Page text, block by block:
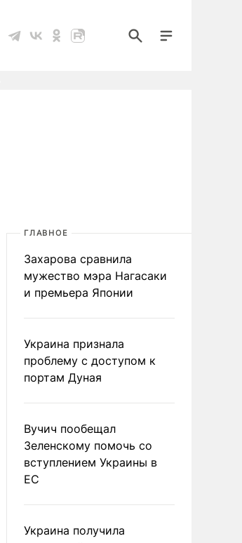
ГЛАВНОЕ
Захарова сравнила
мужество мэра Нагасаки
и премьера Японии
Украина признала
проблему с доступом к
портам Дуная
Вучич пообещал
Зеленскому помочь со
вступлением Украины в
ЕС
Украина получила